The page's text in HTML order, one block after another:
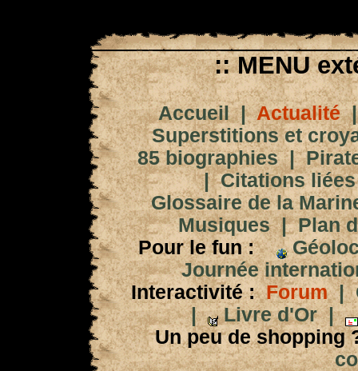
:: MENU
Accueil|Actualité
Superstitions et
85 biographies|
|Citations
Glossaire de la
Musiques|Plan
Pour le fun :
Journée
Interactivité : Forum|
|
Livre d'Or|
Un peu de shopping